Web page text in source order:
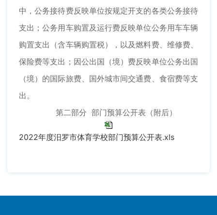
中，公务接待费反映单位按规定开支的各类公务接待
支出；公务用车购置及运行费反映单位公务用车车辆
购置支出（含车辆购置税），以及燃料费、维修费、
保险费等支出；因公出国（境）费反映单位公务出国
（境）的国际旅费、国外城市间交通费、食宿费等支
出。
第二部分 部门预算公开表（附后）
2022年度汨罗市体育学校部门预算公开表.xls